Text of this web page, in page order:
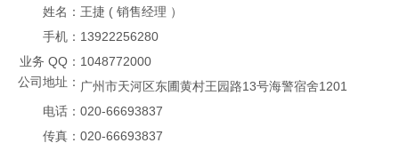
姓名： 王捷 ( 销售经理 ）
手机： 13922256280
业务 QQ： 1048772000
公司地址： 广州市天河区东圃黄村王园路13号海警宿舍1201
电话： 020-66693837
传真： 020-66693837